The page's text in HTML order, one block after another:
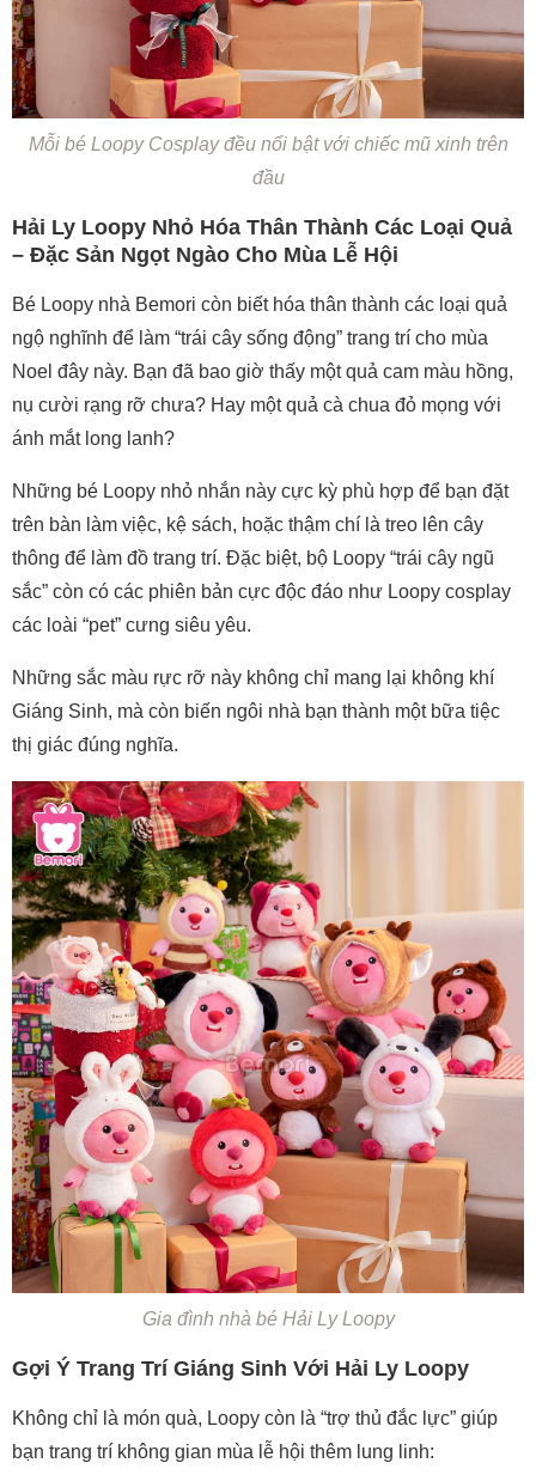
Mỗi bé Loopy Cosplay đều nổi bật với chiếc mũ xinh trên
đầu
Hải Ly Loopy Nhỏ Hóa Thân Thành Các Loại Quả
– Đặc Sản Ngọt Ngào Cho Mùa Lễ Hội
Bé Loopy nhà Bemori còn biết hóa thân thành các loại quả
ngộ nghĩnh để làm “trái cây sống động” trang trí cho mùa
Noel đây này. Bạn đã bao giờ thấy một quả cam màu hồng,
nụ cười rạng rỡ chưa? Hay một quả cà chua đỏ mọng với
ánh mắt long lanh?
Những bé Loopy nhỏ nhắn này cực kỳ phù hợp để bạn đặt
trên bàn làm việc, kệ sách, hoặc thậm chí là treo lên cây
thông để làm đồ trang trí. Đặc biệt, bộ Loopy “trái cây ngũ
sắc” còn có các phiên bản cực độc đáo như Loopy cosplay
các loài “pet” cưng siêu yêu.
Những sắc màu rực rỡ này không chỉ mang lại không khí
Giáng Sinh, mà còn biến ngôi nhà bạn thành một bữa tiệc
thị giác đúng nghĩa.
Gia đình nhà bé Hải Ly Loopy
Gợi Ý Trang Trí Giáng Sinh Với Hải Ly Loopy
Không chỉ là món quà, Loopy còn là “trợ thủ đắc lực” giúp
bạn trang trí không gian mùa lễ hội thêm lung linh: